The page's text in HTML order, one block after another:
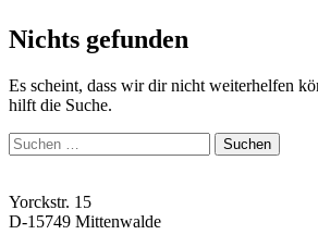
Nichts gefunden
Es scheint, dass wir dir nicht weiterhelfen
hilft die Suche.
Suchen
nach:
Yorckstr. 15
D-15749 Mittenwalde